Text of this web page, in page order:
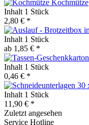
Kochmütze
Inhalt 1 Stück
2,80 € *
Inhalt 1 Stück
ab 1,85 € *
Inhalt 1 Stück
0,46 € *
Inhalt 1 Stück
11,90 € *
Zuletzt angesehen
Service Hotline